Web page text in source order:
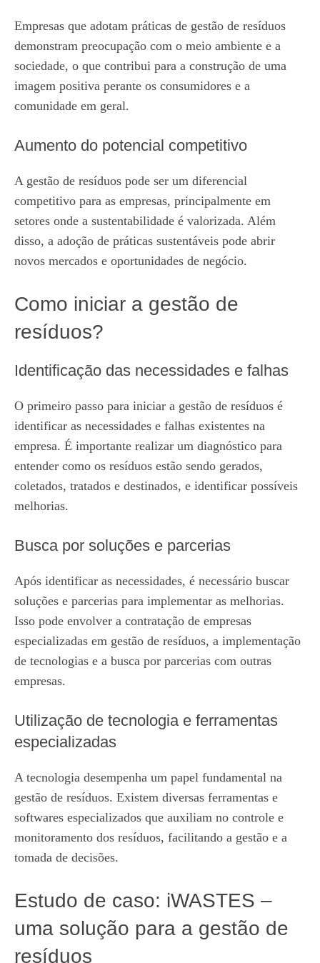
Empresas que adotam práticas de gestão de resíduos
demonstram preocupação com o meio ambiente e a
sociedade, o que contribui para a construção de uma
imagem positiva perante os consumidores e a
comunidade em geral.
Aumento do potencial competitivo
A gestão de resíduos pode ser um diferencial
competitivo para as empresas, principalmente em
setores onde a sustentabilidade é valorizada. Além
disso, a adoção de práticas sustentáveis pode abrir
novos mercados e oportunidades de negócio.
Como iniciar a gestão de
resíduos?
Identificação das necessidades e falhas
O primeiro passo para iniciar a gestão de resíduos é
identificar as necessidades e falhas existentes na
empresa. É importante realizar um diagnóstico para
entender como os resíduos estão sendo gerados,
coletados, tratados e destinados, e identificar possíveis
melhorias.
Busca por soluções e parcerias
Após identificar as necessidades, é necessário buscar
soluções e parcerias para implementar as melhorias.
Isso pode envolver a contratação de empresas
especializadas em gestão de resíduos, a implementação
de tecnologias e a busca por parcerias com outras
empresas.
Utilização de tecnologia e ferramentas
especializadas
A tecnologia desempenha um papel fundamental na
gestão de resíduos. Existem diversas ferramentas e
softwares especializados que auxiliam no controle e
monitoramento dos resíduos, facilitando a gestão e a
tomada de decisões.
Estudo de caso: iWASTES –
uma solução para a gestão de
resíduos